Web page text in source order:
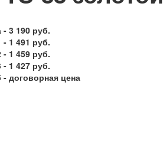
- 3 190 руб.
- 1 491 руб.
- 1 459 руб.
- 1 427 руб.
- договорная цена